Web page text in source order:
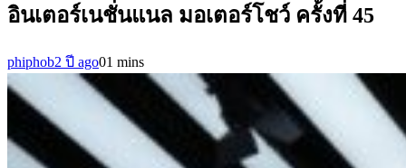
อินเตอร์เนชั่นแนล มอเตอร์โชว์ ครั้งที่ 45
phiphob2 ปี ago01 mins